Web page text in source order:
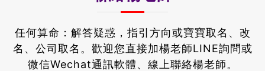
任何算命：解答疑惑，指引方向或寶寶取名、改
名、公司取名。 歡迎您直接加楊老師LINE詢問或
微信Wechat通訊軟體、線上聯絡楊老師。